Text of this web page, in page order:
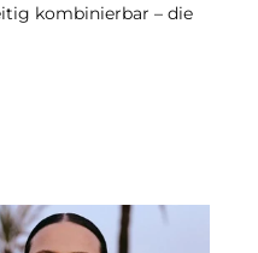
kombinierbar – die